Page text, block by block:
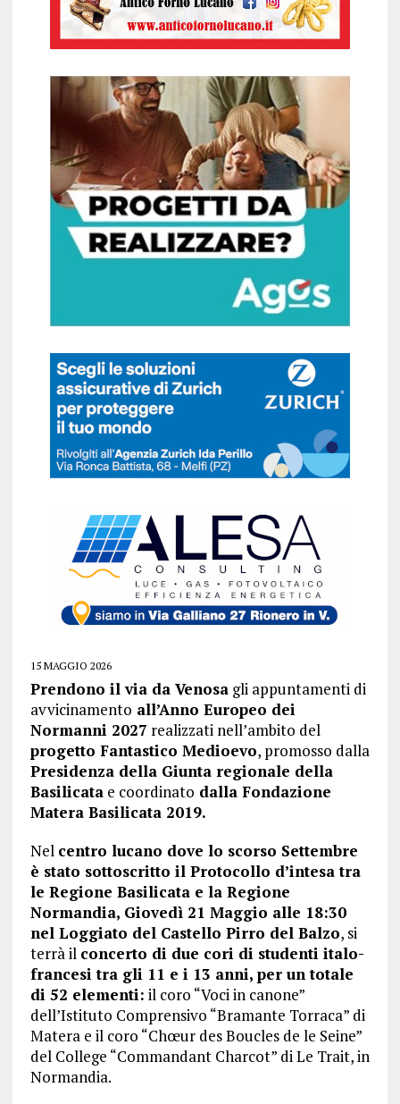
15 MAGGIO 2026
Prendono il via da Venosagli appuntamenti di
avvicinamento all’Anno Europeo dei
Normanni 2027 realizzati nell’ambito del
progetto Fantastico Medioevo, promosso dalla
Presidenza della Giunta regionale della
Basilicatae coordinato dalla Fondazione
Matera Basilicata 2019.
Nel centro lucano dove lo scorso Settembre
è stato sottoscritto il Protocollo d’intesa tra
le Regione Basilicata e la Regione
Normandia, Giovedì 21 Maggio alle 18:30
nel Loggiato del Castello Pirro del Balzo, si
terrà il concerto di due cori di studenti italo-
francesi tra gli 11 e i 13 anni, per un totale
di 52 elementi: il coro “Voci in canone”
dell’Istituto Comprensivo “Bramante Torraca” di
Matera e il coro “Chœur des Boucles de le Seine”
del College “Commandant Charcot” di Le Trait, in
Normandia.